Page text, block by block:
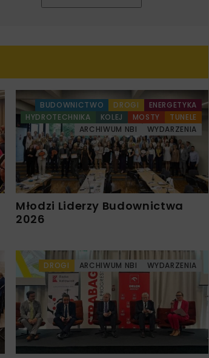
BUDOWNICTWO DROGI
ENERGETYKA
HYDROTECHNIKA
KOLEJ MOSTY
TUNELE
ARCHIWUM NBI
WYDARZENIA
Młodzi Liderzy Budownictwa
2026
DROGI ARCHIWUM NBI WYDARZENIA